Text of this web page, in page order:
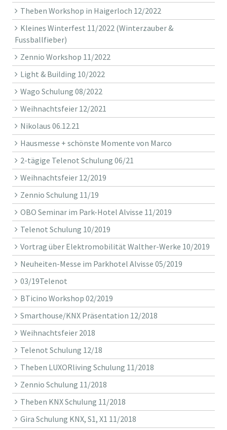
Theben Workshop in Haigerloch 12/2022
Kleines Winterfest 11/2022 (Winterzauber &
Fussballfieber)
Zennio Workshop 11/2022
Light & Building 10/2022
Wago Schulung 08/2022
Weihnachtsfeier 12/2021
Nikolaus 06.12.21
Hausmesse + schönste Momente von Marco
2-tägige Telenot Schulung 06/21
Weihnachtsfeier 12/2019
Zennio Schulung 11/19
OBO Seminar im Park-Hotel Alvisse 11/2019
Telenot Schulung 10/2019
Vortrag über Elektromobilität Walther-Werke 10/2019
Neuheiten-Messe im Parkhotel Alvisse 05/2019
03/19Telenot
BTicino Workshop 02/2019
Smarthouse/KNX Präsentation 12/2018
Weihnachtsfeier 2018
Telenot Schulung 12/18
Theben LUXORliving Schulung 11/2018
Zennio Schulung 11/2018
Theben KNX Schulung 11/2018
Gira Schulung KNX, S1, X1 11/2018